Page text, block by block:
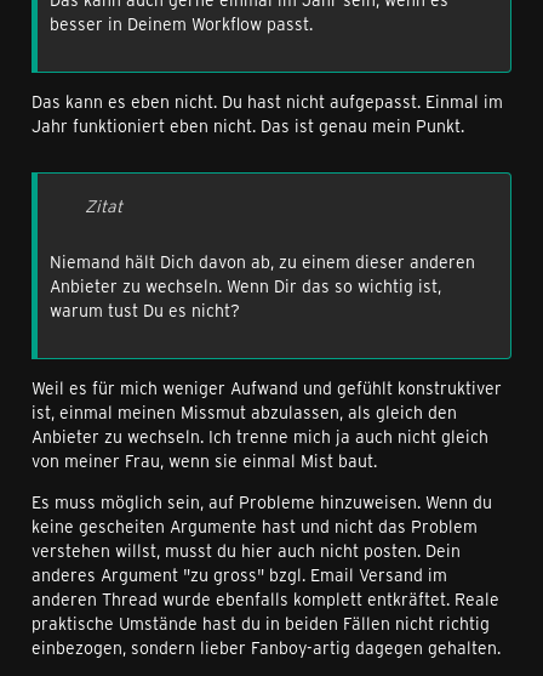
besser in Deinem Workflow passt.
Das kann es eben nicht. Du hast nicht aufgepasst. Einmal im
Jahr funktioniert eben nicht. Das ist genau mein Punkt.
Zitat
Niemand hält Dich davon ab, zu einem dieser anderen
Anbieter zu wechseln. Wenn Dir das so wichtig ist,
warum tust Du es nicht?
Weil es für mich weniger Aufwand und gefühlt konstruktiver
ist, einmal meinen Missmut abzulassen, als gleich den
Anbieter zu wechseln. Ich trenne mich ja auch nicht gleich
von meiner Frau, wenn sie einmal Mist baut.
Es muss möglich sein, auf Probleme hinzuweisen. Wenn du
keine gescheiten Argumente hast und nicht das Problem
verstehen willst, musst du hier auch nicht posten. Dein
anderes Argument "zu gross" bzgl. Email Versand im
anderen Thread wurde ebenfalls komplett entkräftet. Reale
praktische Umstände hast du in beiden Fällen nicht richtig
einbezogen, sondern lieber Fanboy-artig dagegen gehalten.